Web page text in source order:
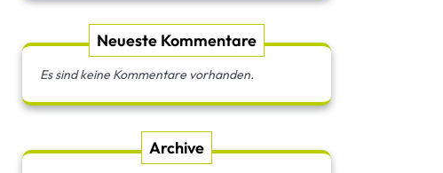
Neueste Kommentare
Es sind keine Kommentare vorhanden.
Archive